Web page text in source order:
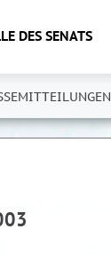
DES SENATS